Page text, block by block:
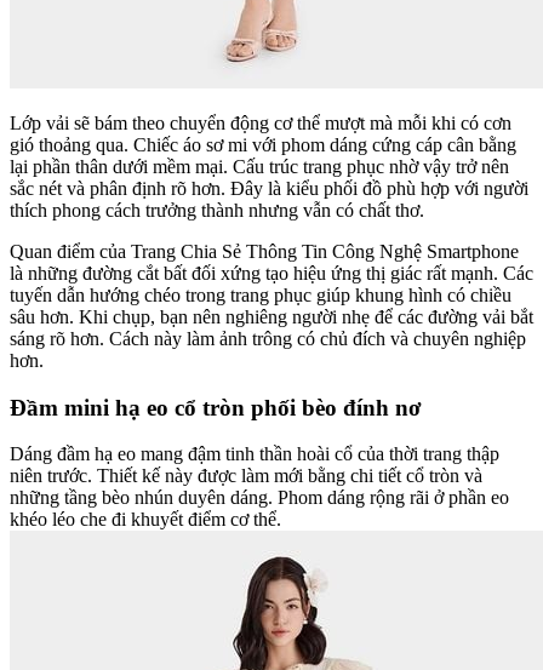
Lớp vải sẽ bám theo chuyển động cơ thể mượt mà mỗi khi có cơn
gió thoảng qua. Chiếc áo sơ mi với phom dáng cứng cáp cân bằng
lại phần thân dưới mềm mại. Cấu trúc trang phục nhờ vậy trở nên
sắc nét và phân định rõ hơn. Đây là kiểu phối đồ phù hợp với người
thích phong cách trưởng thành nhưng vẫn có chất thơ.
Quan điểm của Trang Chia Sẻ Thông Tin Công Nghệ Smartphone
là những đường cắt bất đối xứng tạo hiệu ứng thị giác rất mạnh. Các
tuyến dẫn hướng chéo trong trang phục giúp khung hình có chiều
sâu hơn. Khi chụp, bạn nên nghiêng người nhẹ để các đường vải bắt
sáng rõ hơn. Cách này làm ảnh trông có chủ đích và chuyên nghiệp
hơn.
Đầm mini hạ eo cổ tròn phối bèo đính nơ
Dáng đầm hạ eo mang đậm tinh thần hoài cổ của thời trang thập
niên trước. Thiết kế này được làm mới bằng chi tiết cổ tròn và
những tầng bèo nhún duyên dáng. Phom dáng rộng rãi ở phần eo
khéo léo che đi khuyết điểm cơ thể.